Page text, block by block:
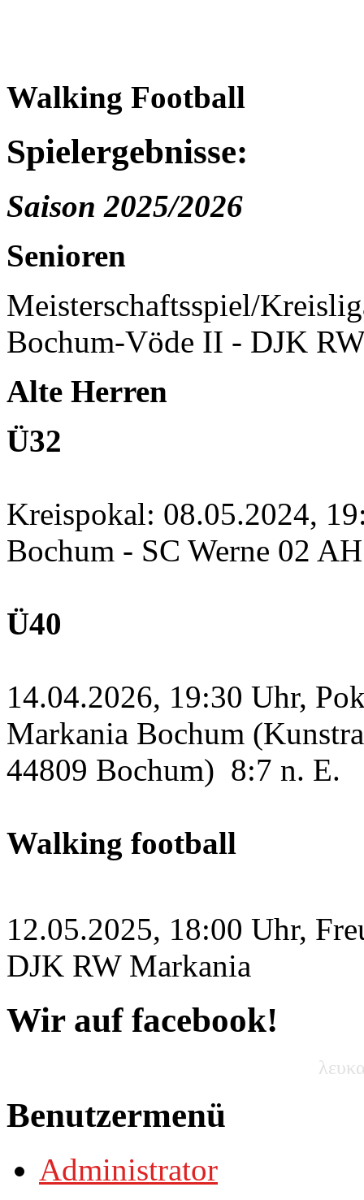
Walking Football
Spielergebnisse:
Saison 2025/2026
Senioren
Meisterschaftsspiel/
Bochum-Vöde II - DJK
Alte Herren
Ü32
Kreispokal: 08.05.2024,
Bochum - SC Werne 02
Ü40
14.04.2026, 19:30 Uhr,
Markania Bochum
44809 Bochum) 8:7 n. E.
Walking football
12.05.2025, 18:00 Uhr,
DJK RW Markania
Wir auf facebook!
Benutzermenü
Administrator